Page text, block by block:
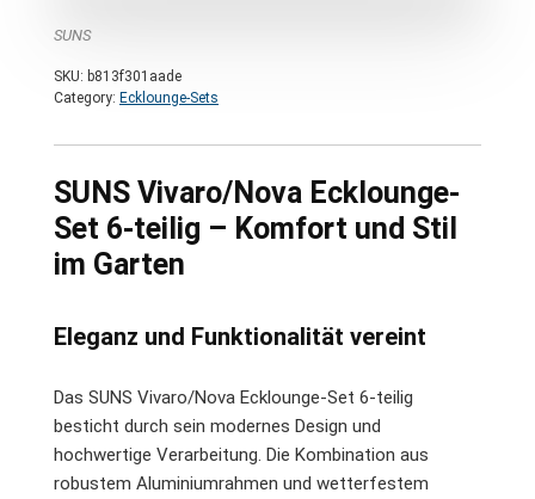
SUNS
SKU: b813f301aade
Category: Ecklounge-Sets
SUNS Vivaro/Nova Ecklounge-
Set 6-teilig – Komfort und Stil
im Garten
Eleganz und Funktionalität vereint
Das SUNS Vivaro/Nova Ecklounge-Set 6-teilig
besticht durch sein modernes Design und
hochwertige Verarbeitung. Die Kombination aus
robustem Aluminiumrahmen und wetterfestem